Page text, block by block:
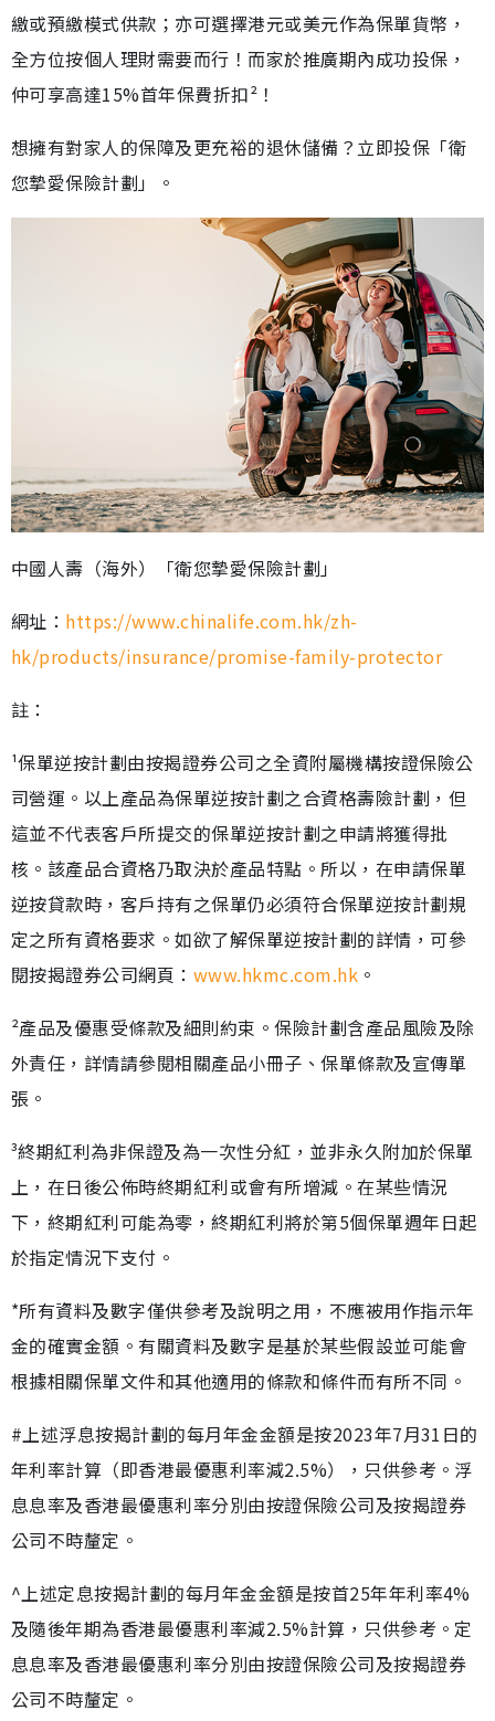
繳或預繳模式供款；亦可選擇港元或美元作為保單貨幣，
全方位按個人理財需要而行！而家於推廣期內成功投保，
仲可享高達15%首年保費折扣²！
想擁有對家人的保障及更充裕的退休儲備？立即投保「衛
您摯愛保險計劃」。
中國人壽（海外）「衛您摯愛保險計劃」
網址： https://www.chinalife.com.hk/zh-
hk/products/insurance/promise-family-protector
註：
¹保單逆按計劃由按揭證券公司之全資附屬機構按證保險公
司營運。以上產品為保單逆按計劃之合資格壽險計劃，但
這並不代表客戶所提交的保單逆按計劃之申請將獲得批
核。該產品合資格乃取決於產品特點。所以，在申請保單
逆按貸款時，客戶持有之保單仍必須符合保單逆按計劃規
定之所有資格要求。如欲了解保單逆按計劃的詳情，可參
閱按揭證券公司網頁： www.hkmc.com.hk 。
²產品及優惠受條款及細則約束。保險計劃含產品風險及除
外責任，詳情請參閱相關產品小冊子、保單條款及宣傳單
張。
³終期紅利為非保證及為一次性分紅，並非永久附加於保單
上，在日後公佈時終期紅利或會有所增減。在某些情況
下，終期紅利可能為零，終期紅利將於第5個保單週年日起
於指定情況下支付。
*所有資料及數字僅供參考及說明之用，不應被用作指示年
金的確實金額。有關資料及數字是基於某些假設並可能會
根據相關保單文件和其他適用的條款和條件而有所不同。
#上述浮息按揭計劃的每月年金金額是按2023年7月31日的
年利率計算（即香港最優惠利率減2.5%），只供參考。浮
息息率及香港最優惠利率分別由按證保險公司及按揭證券
公司不時釐定。
^上述定息按揭計劃的每月年金金額是按首25年年利率4%
及隨後年期為香港最優惠利率減2.5%計算，只供參考。定
息息率及香港最優惠利率分別由按證保險公司及按揭證券
公司不時釐定。